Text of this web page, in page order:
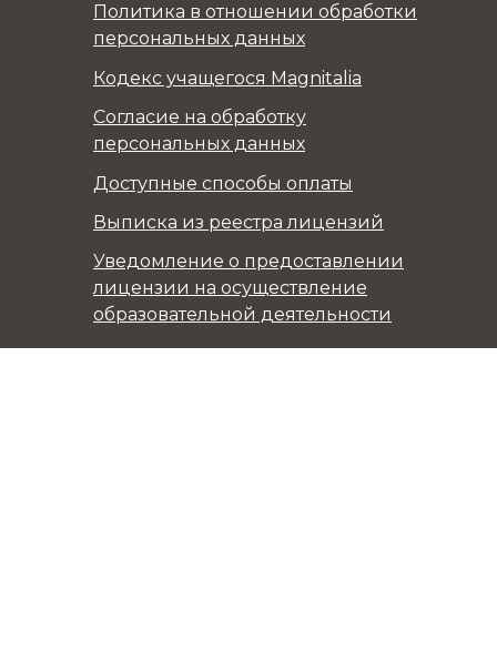
Кодекс учащегося Magnitalia
Уведомление о предоставлении
лицензии на осуществление
образовательной деятельности
Выписка из реестра лицензий
Доступные способы оплаты
Согласие на обработку
персональных данных
Политика в отношении обработки
персональных данных